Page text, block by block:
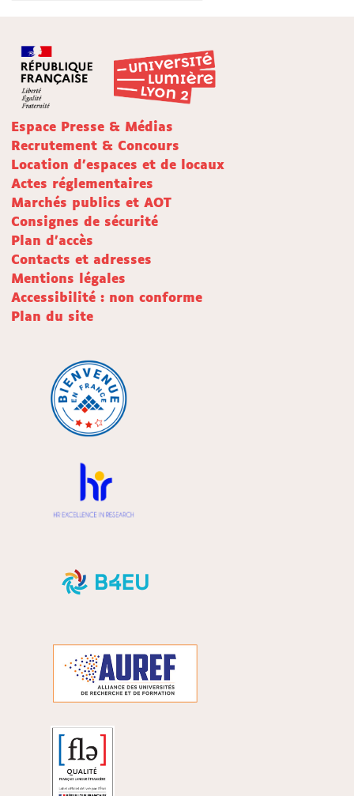
Espace Presse & Médias
Recrutement & Concours
Location d'espaces et de locaux
Actes réglementaires
Marchés publics et AOT
Consignes de sécurité
Plan d'accès
Contacts et adresses
Mentions légales
Accessibilité : non conforme
Plan du site